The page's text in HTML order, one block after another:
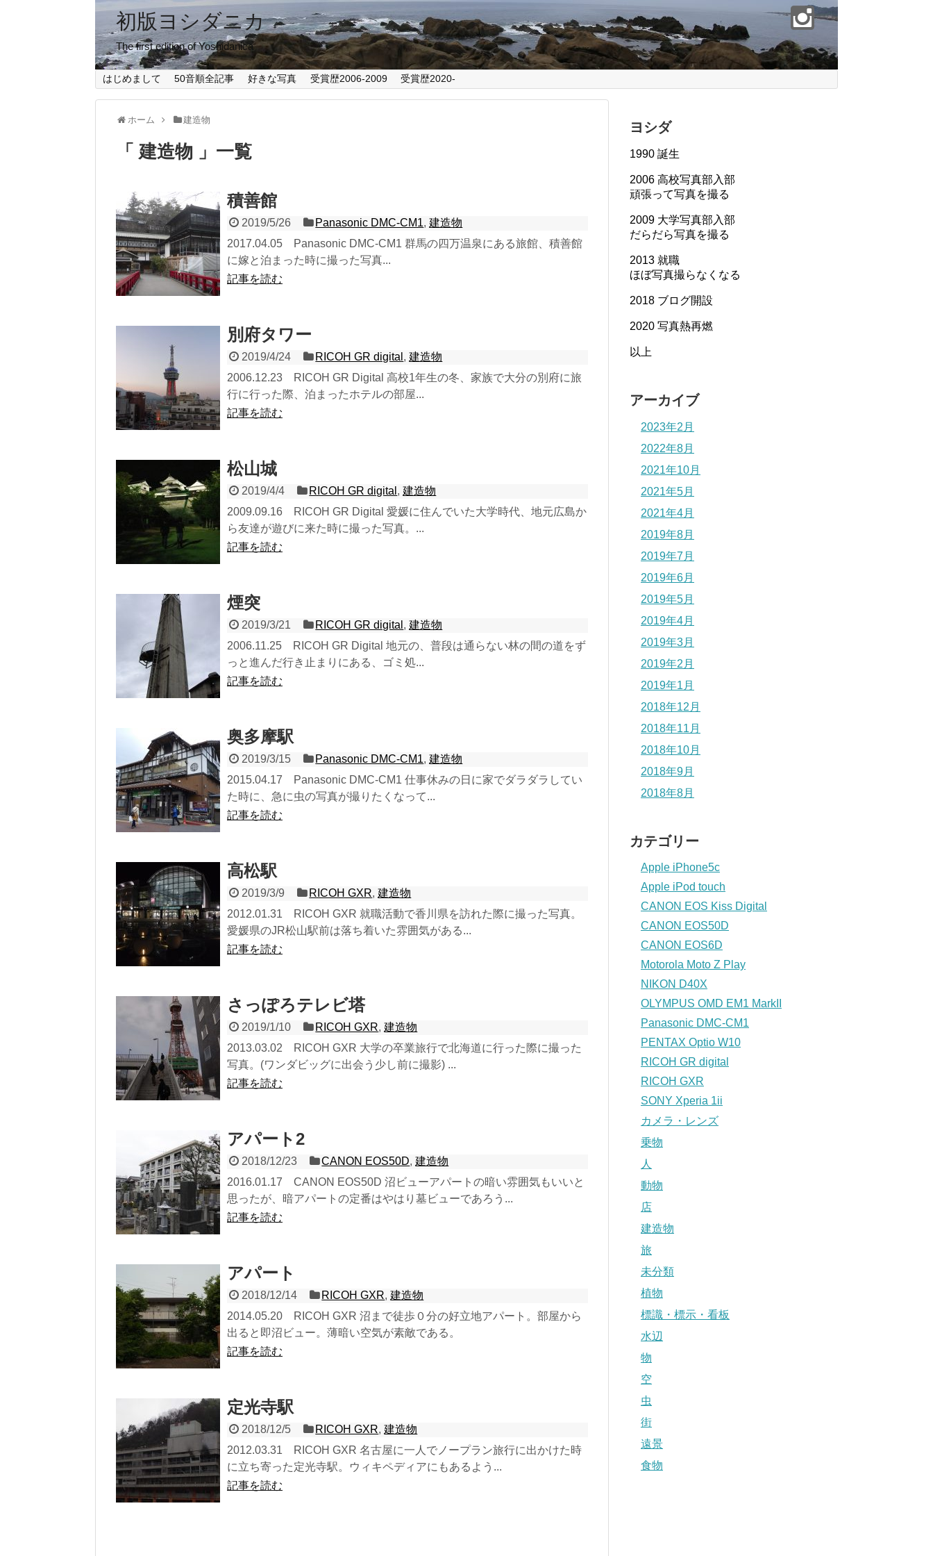
初版ヨシダニカ
The first edition of Yoshidanica
はじめまして 50音順全記事 好きな写真 受賞歴2006-2009 受賞歴2020-
ホーム 建造物
「 建造物 」一覧
積善館
2019/5/26 Panasonic DMC-CM1,建造物
2017.04.05 Panasonic DMC-CM1 群馬の四万温泉にある旅館、積善館
に嫁と泊まった時に撮った写真...
記事を読む
別府タワー
2019/4/24 RICOH GR digital ,建造物
2006.12.23 RICOH GR Digital 高校1年生の冬、家族で大分の別府に旅
行に行った際、泊まったホテルの部屋...
記事を読む
松山城
2019/4/4 RICOH GR digital ,建造物
2009.09.16 RICOH GR Digital 愛媛に住んでいた大学時代、地元広島か
ら友達が遊びに来た時に撮った写真。...
記事を読む
煙突
2019/3/21 RICOH GR digital ,建造物
2006.11.25 RICOH GR Digital 地元の、普段は通らない林の間の道をず
っと進んだ行き止まりにある、ゴミ処...
記事を読む
奥多摩駅
2019/3/15 Panasonic DMC-CM1,建造物
2015.04.17 Panasonic DMC-CM1 仕事休みの日に家でダラダラしてい
た時に、急に虫の写真が撮りたくなって...
記事を読む
高松駅
2019/3/9 RICOH GXR,建造物
2012.01.31 RICOH GXR 就職活動で香川県を訪れた際に撮った写真。
愛媛県のJR松山駅前は落ち着いた雰囲気がある...
記事を読む
さっぽろテレビ塔
2019/1/10 RICOH GXR,建造物
2013.03.02 RICOH GXR 大学の卒業旅行で北海道に行った際に撮った
写真。(ワンダビッグに出会う少し前に撮影) ...
記事を読む
アパート2
2018/12/23 CANON EOS50D,建造物
2016.01.17 CANON EOS50D 沼ビューアパートの暗い雰囲気もいいと
思ったが、暗アパートの定番はやはり墓ビューであろう...
記事を読む
アパート
2018/12/14 RICOH GXR,建造物
2014.05.20 RICOH GXR 沼まで徒歩０分の好立地アパート。部屋から
出ると即沼ビュー。薄暗い空気が素敵である。
記事を読む
定光寺駅
2018/12/5 RICOH GXR,建造物
2012.03.31 RICOH GXR 名古屋に一人でノープラン旅行に出かけた時
に立ち寄った定光寺駅。ウィキペディアにもあるよう...
記事を読む
ヨシダ
1990 誕生
2006 高校写真部入部
頑張って写真を撮る
2009 大学写真部入部
だらだら写真を撮る
2013 就職
ほぼ写真撮らなくなる
2018 ブログ開設
2020 写真熱再燃
以上
アーカイブ
2023年2月
2022年8月
2021年10月
2021年5月
2021年4月
2019年8月
2019年7月
2019年6月
2019年5月
2019年4月
2019年3月
2019年2月
2019年1月
2018年12月
2018年11月
2018年10月
2018年9月
2018年8月
カテゴリー
Apple iPhone5c
Apple iPod touch
CANON EOS Kiss Digital
CANON EOS50D
CANON EOS6D
Motorola Moto Z Play
NIKON D40X
OLYMPUS OMD EM1 MarkII
Panasonic DMC-CM1
PENTAX Optio W10
RICOH GR digital
RICOH GXR
SONY Xperia 1ii
カメラ・レンズ
乗物
人
動物
店
建造物
旅
未分類
植物
標識・標示・看板
水辺
物
空
虫
街
遠景
食物